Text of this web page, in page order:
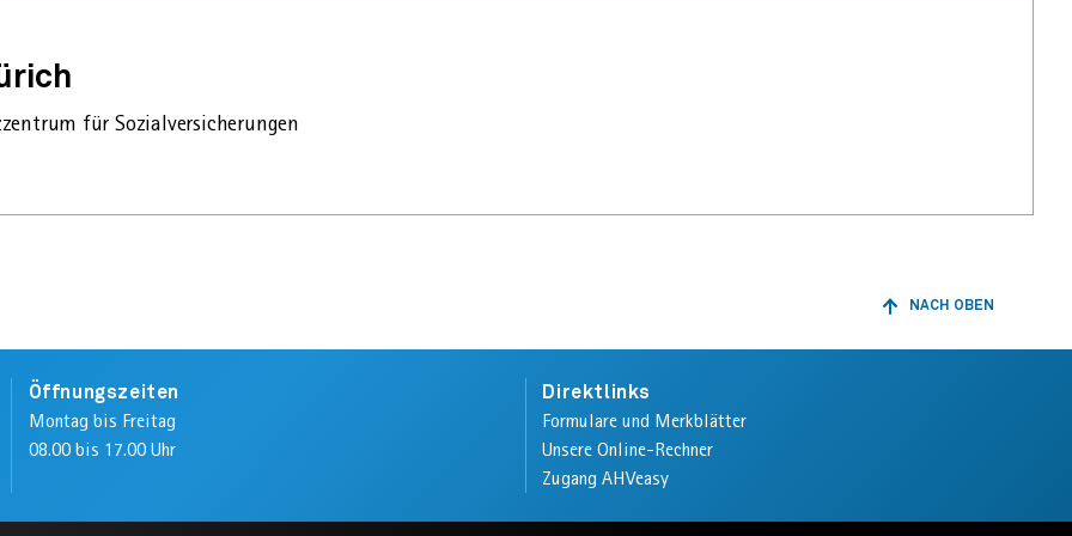
für Sozial­versicherungen
NACH OBEN
ZURÜCK
ANFANG
Öffnungszeiten
Montag bis Freitag
08.00 bis 17.00 Uhr
Direktlinks
Formulare und Merkblätter
Unsere Online-Rechner
Zugang AHVeasy